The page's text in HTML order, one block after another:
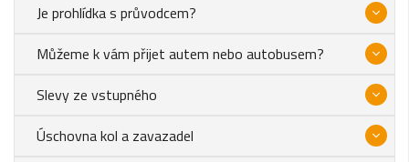
Je prohlídka s průvodcem?
Můžeme k vám přijet autem nebo autobusem?
Slevy ze vstupného
Úschovna kol a zavazadel